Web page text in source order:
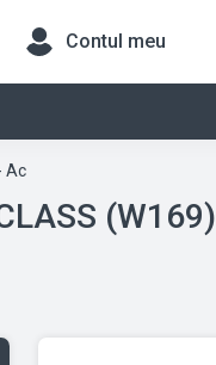
Contul meu
Ac
(W169) 2004 >